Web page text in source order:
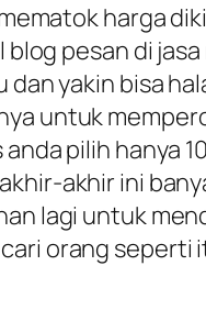
harga
blog pesan di
yakin bisa
untuk
pilih hanya
akhir ini
lagi untuk
orang